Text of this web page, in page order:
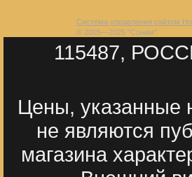
Система управления сайтом
© 2005—2025 "Соним"
115487,
Цены, указанные
не являются
магазина